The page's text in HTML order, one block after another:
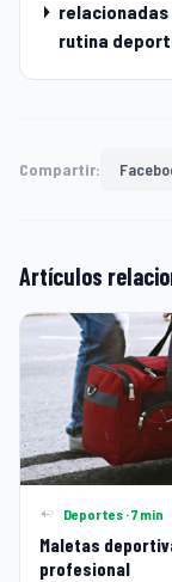
rutina
Compartir:
Artículos
Deportes · 7 min
Maletas
profesional